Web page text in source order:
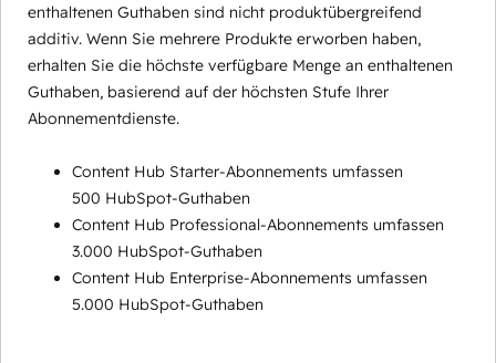
enthaltenen Guthaben sind nicht produktübergreifend
additiv. Wenn Sie mehrere Produkte erworben haben,
erhalten Sie die höchste verfügbare Menge an enthaltenen
Guthaben, basierend auf der höchsten Stufe Ihrer
Abonnementdienste.
Content Hub Starter-Abonnements umfassen
500 HubSpot-Guthaben
Content Hub Professional-Abonnements umfassen
3.000 HubSpot-Guthaben
Content Hub Enterprise-Abonnements umfassen
5.000 HubSpot-Guthaben